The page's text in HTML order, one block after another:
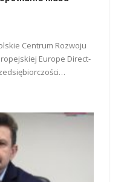
Centrum Rozwoju
Europe Direct-